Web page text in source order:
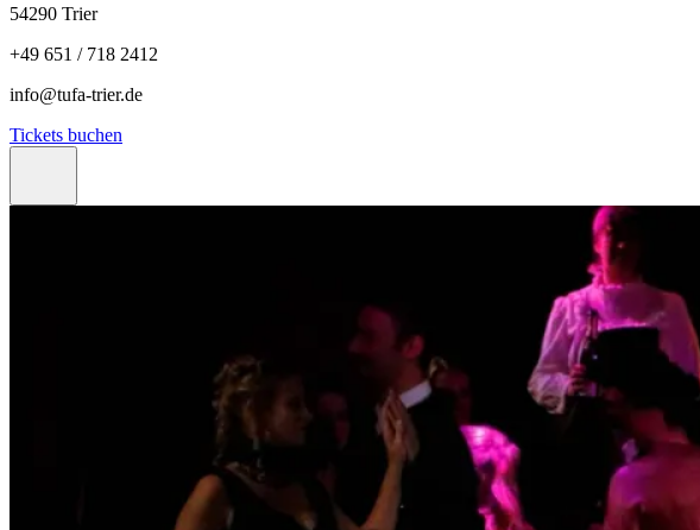
54290 Trier
+49 651 / 718 2412
info@tufa-trier.de
Tickets buchen